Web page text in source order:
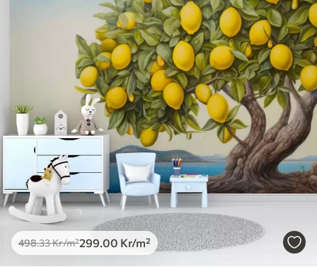
498.33Kr/m²299.00 Kr/m²